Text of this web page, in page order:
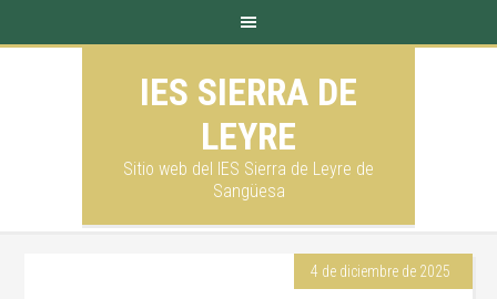
IES SIERRA DE
LEYRE
Sitio web del IES Sierra de Leyre de
Sangüesa
4 de diciembre de 2025